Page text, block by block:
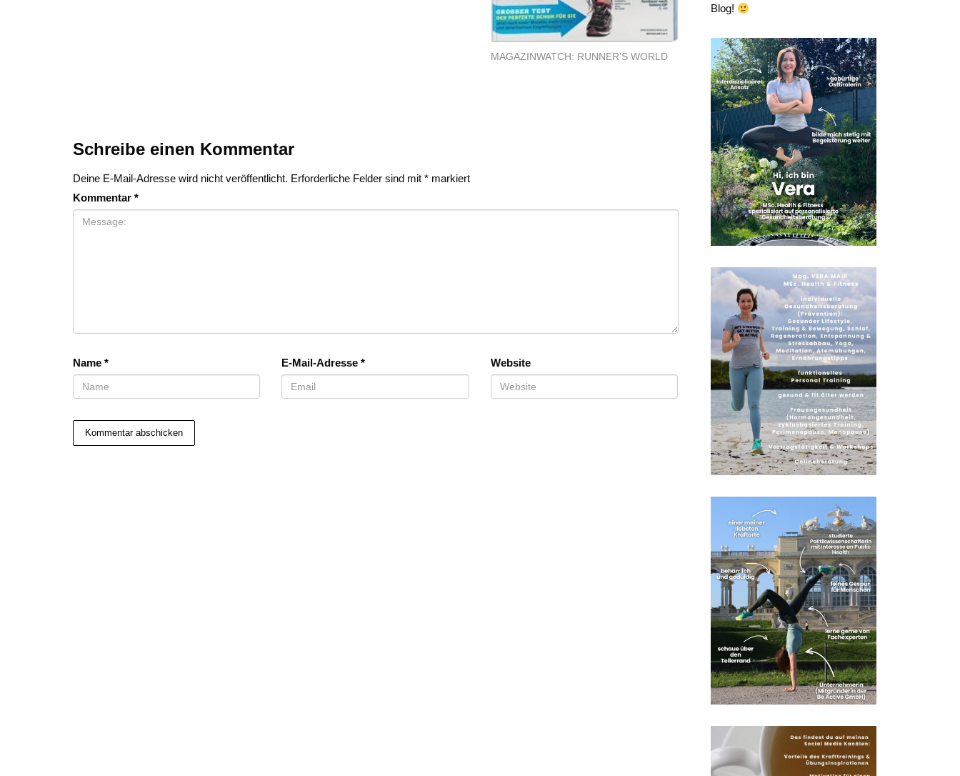
MAGAZINWATCH: RUNNER’S WORLD
Schreibe einen Kommentar
Deine E-Mail-Adresse wird nicht veröffentlicht. Erforderliche Felder sind mit * markiert
Kommentar *
Name * E-Mail-Adresse* Website
Blog!